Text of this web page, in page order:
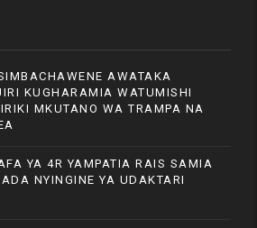
AWATAKA
KUGHARAMIA WATUMISHI
MKUTANO WA TRAMPA NA
YA 4R YAMPATIA RAIS SAMIA
NYINGINE YA UDAKTARI